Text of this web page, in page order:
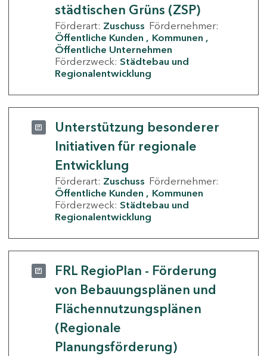
städtischen Grüns (ZSP)
Förderart: Zuschuss Fördernehmer:
Öffentliche Kunden
Kommunen
Öffentliche Unternehmen
Förderzweck: Städtebau und
Regionalentwicklung
Unterstützung besonderer
Initiativen für regionale
Entwicklung
Förderart: Zuschuss Fördernehmer:
Öffentliche Kunden
Kommunen
Förderzweck: Städtebau und
Regionalentwicklung
FRL RegioPlan - Förderung
von Bebauungsplänen und
Flächennutzungsplänen
(Regionale
Planungsförderung)